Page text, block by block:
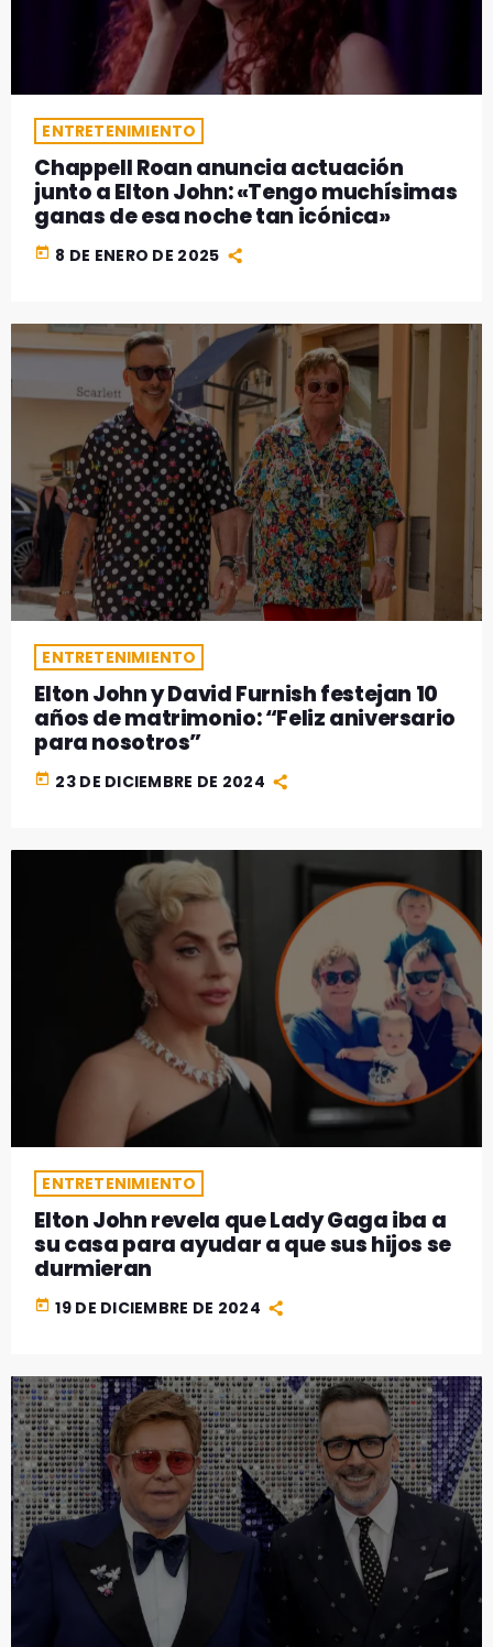
MÚSICA
ENTRETENIMIENTO
RADIO SPLENDID
ENTRETENIMIENTO
Chappell Roan anuncia actuación
junto a Elton John: «Tengo muchísimas
ganas de esa noche tan icónica»
today 8 DE ENERO DE 2025
ENTRETENIMIENTO
Elton John y David Furnish festejan 10
años de matrimonio: “Feliz aniversario
para nosotros”
today 23 DE DICIEMBRE DE 2024
ENTRETENIMIENTO
Elton John revela que Lady Gaga iba a
su casa para ayudar a que sus hijos se
durmieran
today 19 DE DICIEMBRE DE 2024